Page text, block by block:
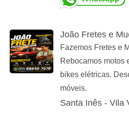
João Fretes e
Fazemos Fretes e
Rebocamos motos
bikes elétricas.
móveis.
Santa Inês - Vila